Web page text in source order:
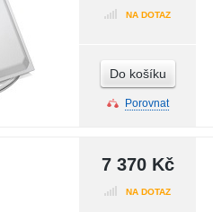
NA DOTAZ
Do košíku
Porovnat
7 370 Kč
NA DOTAZ